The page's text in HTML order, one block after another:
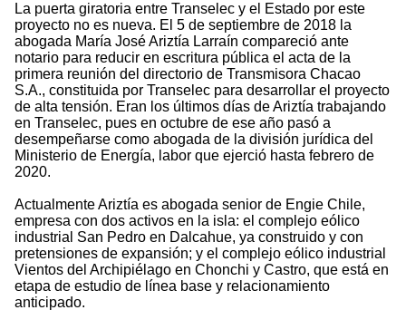
La puerta giratoria entre Transelec y el Estado por este
proyecto no es nueva. El 5 de septiembre de 2018 la
abogada María José Ariztía Larraín compareció ante
notario para reducir en escritura pública el acta de la
primera reunión del directorio de Transmisora Chacao
S.A., constituida por Transelec para desarrollar el proyecto
de alta tensión. Eran los últimos días de Ariztía trabajando
en Transelec, pues en octubre de ese año pasó a
desempeñarse como abogada de la división jurídica del
Ministerio de Energía, labor que ejerció hasta febrero de
2020.
Actualmente Ariztía es abogada senior de Engie Chile,
empresa con dos activos en la isla: el complejo eólico
industrial San Pedro en Dalcahue, ya construido y con
pretensiones de expansión; y el complejo eólico industrial
Vientos del Archipiélago en Chonchi y Castro, que está en
etapa de estudio de línea base y relacionamiento
anticipado.